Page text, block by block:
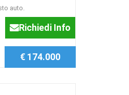
auto.
Richiedi Info
€ 174.000